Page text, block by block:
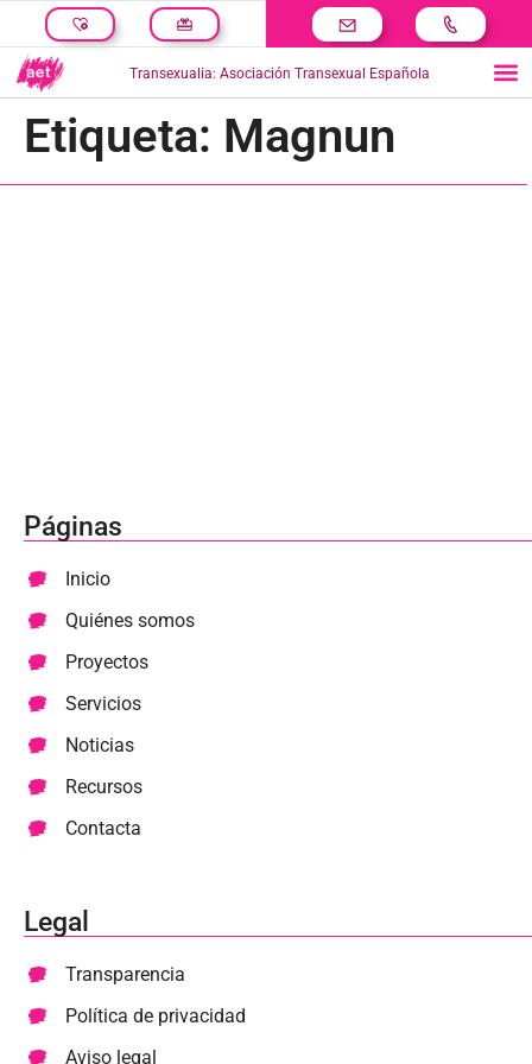
Transexualia: Asociación Transexual Española
Etiqueta: Magnun
Páginas
Inicio
Quiénes somos
Proyectos
Servicios
Noticias
Recursos
Contacta
Legal
Transparencia
Política de privacidad
Aviso legal